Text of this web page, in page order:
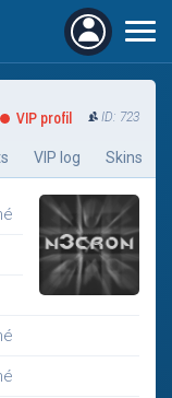
VIP profil ID: 723
VIP log Skins